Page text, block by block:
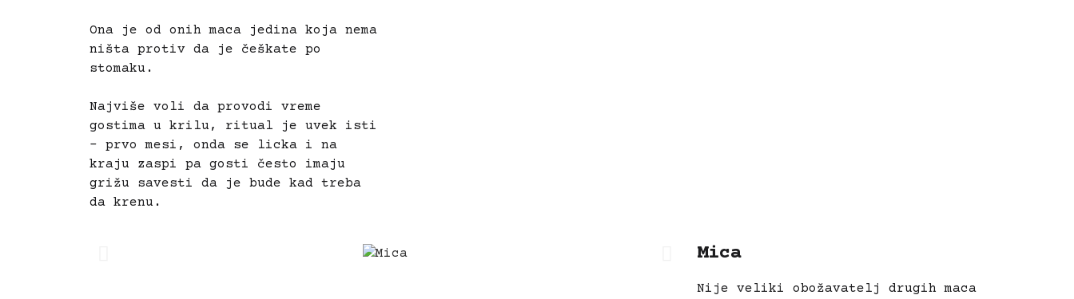
Ona je od onih maca jedina koja nema
ništa protiv da je češkate po
stomaku.
Najviše voli da provodi vreme
gostima u krilu, ritual je uvek isti
– prvo mesi, onda se licka i na
kraju zaspi pa gosti često imaju
grižu savesti da je bude kad treba
da krenu.
Mica
Nije veliki obožavatelj drugih maca